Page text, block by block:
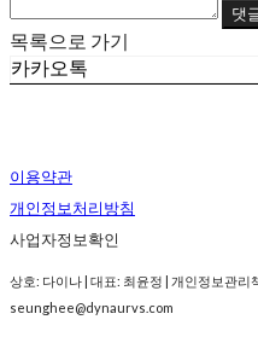
댓
목록으로 가기
카카오톡
이용약관
개인정보처리방침
사업자정보확인
상호: 다이나 | 대표: 최윤정 | 개인정보관
seunghee@dynaurvs.com